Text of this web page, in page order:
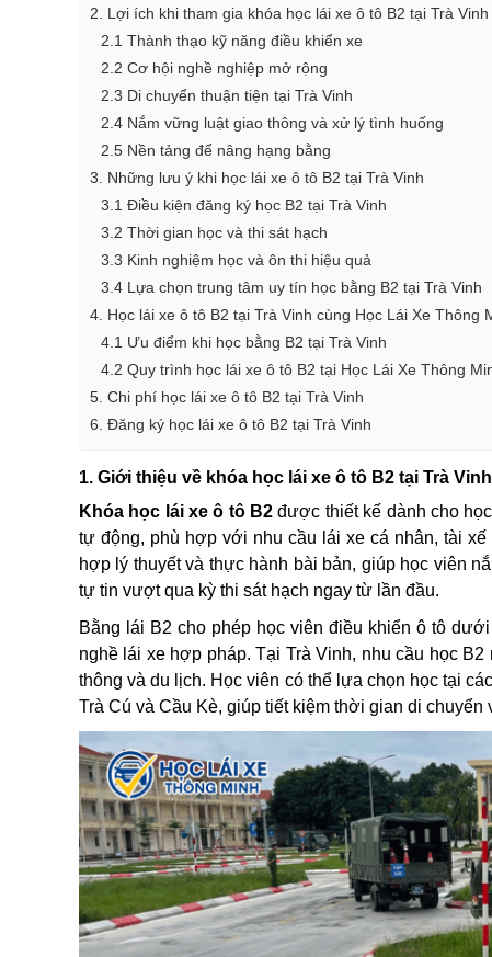
2. Lợi ích khi tham gia khóa học lái xe ô tô B2 tại Trà Vinh
2.1 Thành thạo kỹ năng điều khiển xe
2.2 Cơ hội nghề nghiệp mở rộng
2.3 Di chuyển thuận tiện tại Trà Vinh
2.4 Nắm vững luật giao thông và xử lý tình huống
2.5 Nền tảng để nâng hạng bằng
3. Những lưu ý khi học lái xe ô tô B2 tại Trà Vinh
3.1 Điều kiện đăng ký học B2 tại Trà Vinh
3.2 Thời gian học và thi sát hạch
3.3 Kinh nghiệm học và ôn thi hiệu quả
3.4 Lựa chọn trung tâm uy tín học bằng B2 tại Trà Vinh
4. Học lái xe ô tô B2 tại Trà Vinh cùng Học Lái Xe Thông
4.1 Ưu điểm khi học bằng B2 tại Trà Vinh
4.2 Quy trình học lái xe ô tô B2 tại Học Lái Xe Thông
5. Chi phí học lái xe ô tô B2 tại Trà Vinh
6. Đăng ký học lái xe ô tô B2 tại Trà Vinh
1. Giới thiệu về khóa học lái xe ô tô B2 tại Trà Vinh
Khóa học lái xe ô tô B2 được thiết kế dành cho
tự động, phù hợp với nhu cầu lái xe cá nhân, tài
hợp lý thuyết và thực hành bài bản, giúp học viên
tự tin vượt qua kỳ thi sát hạch ngay từ lần đầu.
Bằng lái B2 cho phép học viên điều khiển ô tô
nghề lái xe hợp pháp. Tại Trà Vinh, nhu cầu học
thông và du lịch. Học viên có thể lựa chọn học tại
Trà Cú và Cầu Kè, giúp tiết kiệm thời gian di chuyển